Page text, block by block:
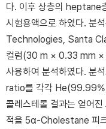
다. 이후 상층의 heptane
시험용액으로 하였다.
Technologies, Santa
컬럼(30 m × 0.33 mm
사용하여 분석하였다.
ratio를 각각
콜레스테롤 결과는 얻어
적을 5α-Cholestane 피